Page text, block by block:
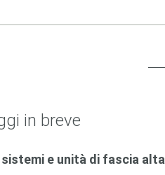
in breve
sistemi e unità di fascia alta